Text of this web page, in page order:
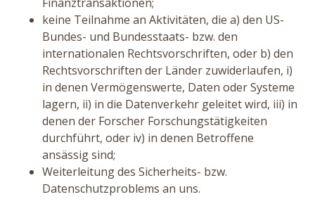
keine Teilnahme an Aktivitäten, die a) den US-
Bundes- und Bundesstaats- bzw. den
internationalen Rechtsvorschriften, oder b) den
Rechtsvorschriften der Länder zuwiderlaufen, i)
in denen Vermögenswerte, Daten oder Systeme
lagern, ii) in die Datenverkehr geleitet wird, iii) in
denen der Forscher Forschungstätigkeiten
durchführt, oder iv) in denen Betroffene
ansässig sind;
Weiterleitung des Sicherheits- bzw.
Datenschutzproblems an uns.